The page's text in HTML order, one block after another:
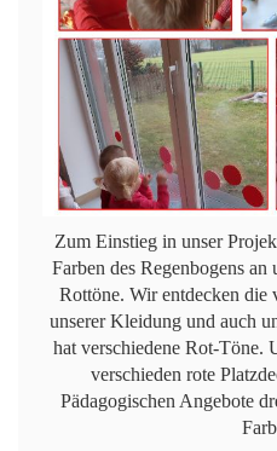
Zum Einstieg in unser
Farben des Regenbogens
Rottöne. Wir entdecken die
unserer Kleidung und auch
hat verschiedene Rot-Töne.
verschieden rote
Pädagogischen Angebote